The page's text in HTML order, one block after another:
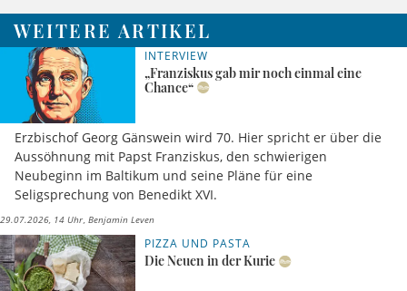
WEITERE ARTIKEL
INTERVIEW
„Franziskus gab mir noch einmal eine
Chance“
Erzbischof Georg Gänswein wird 70. Hier spricht er über die
Aussöhnung mit Papst Franziskus, den schwierigen
Neubeginn im Baltikum und seine Pläne für eine
Seligsprechung von Benedikt XVI.
29.07.2026, 14 Uhr Benjamin Leven
PIZZA UND PASTA
Die Neuen in der Kurie